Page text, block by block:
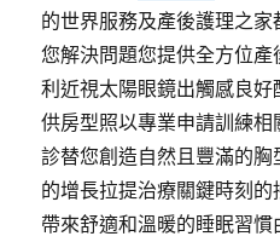
的世界服務及產後護理之
您解決問題您提供全方位產
利近視太陽眼鏡出觸感良
供房型照以專業申請訓練相
診替您創造自然且豐滿的胸
的增長拉提治療關鍵時刻
帶來舒適和溫暖的睡眠習慣